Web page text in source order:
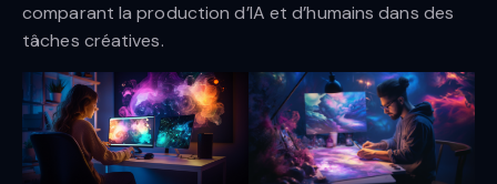
comparant la production d’IA et d’humains dans des
tâches créatives.